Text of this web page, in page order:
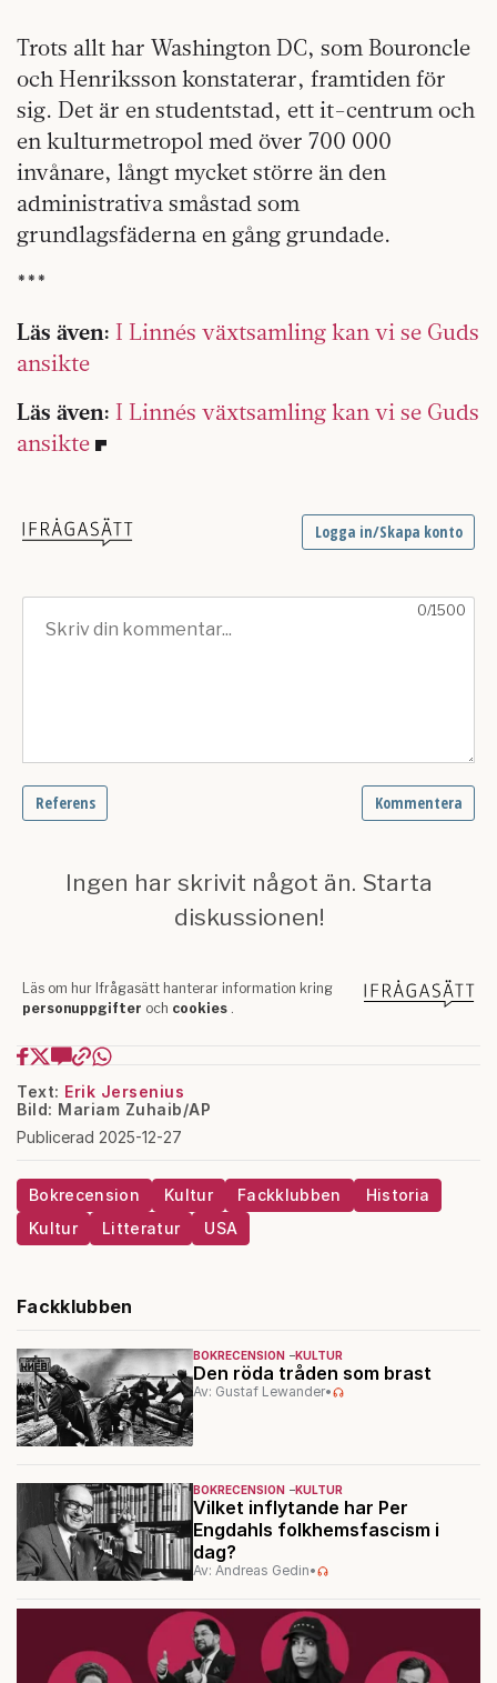
Trots allt har Washington DC, som Bouroncle
och Henriksson konstaterar, framtiden för
sig. Det är en studentstad, ett it-centrum och
en kulturmetropol med över 700 000
invånare, långt mycket större än den
administrativa småstad som
grundlagsfäderna en gång grundade.
***
Läs även: I Linnés växtsamling kan vi se Guds
ansikte
Läs även: I Linnés växtsamling kan vi se Guds
ansikte
Text: Erik Jersenius
Bild: Mariam Zuhaib/AP
Publicerad 2025-12-27
Bokrecension Kultur Fackklubben
Historia
Kultur
Litteratur USA
Fackklubben
BOKRECENSION KULTUR
Den röda tråden som brast
Av: Gustaf Lewander•
BOKRECENSION KULTUR
Vilket inflytande har Per
Engdahls folkhemsfascism i
dag?
Av: Andreas Gedin•